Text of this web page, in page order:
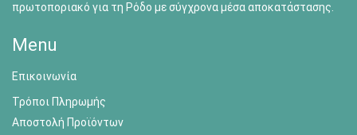
πρωτοποριακό για τη Ρόδο με σύγχρονα μέσα αποκατάστασης.
Menu
Επικοινωνία
Τρόποι Πληρωμής
Αποστολή Προϊόντων